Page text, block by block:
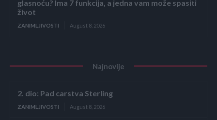
glasnoću? Ima 7 funkcija, a jedna vam može spasiti
život
ZANIMLJIVOSTI August 8, 2026
Najnovije
2. dio: Pad carstva Sterling
ZANIMLJIVOSTI August 8, 2026